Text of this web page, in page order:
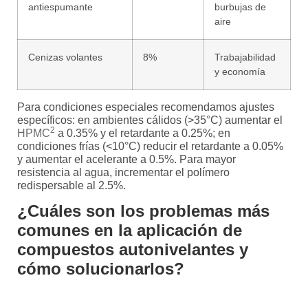
antiespumante
burbujas de
aire
Cenizas volantes 8%
Trabajabilidad
y economía
Para condiciones especiales recomendamos ajustes
específicos: en ambientes cálidos (>35°C) aumentar el
HPMC2 a 0.35% y el retardante a 0.25%; en
condiciones frías (<10°C) reducir el retardante a 0.05%
y aumentar el acelerante a 0.5%. Para mayor
resistencia al agua, incrementar el polímero
redispersable al 2.5%.
¿Cuáles son los problemas más
comunes en la aplicación de
compuestos autonivelantes y
cómo solucionarlos?